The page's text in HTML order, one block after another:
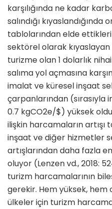
karşılığında ne kadar
salındığı kıyaslandığında
tablolarından elde
sektörel olarak kıyaslayan
turizme olan 1 dolarlık
salıma yol açmasına
imalat ve küresel inşaat
çarpanlarından
0.7 kgCO2e/$) yüksek
ilişkin harcamala­rın
inşaat ve diğer hizmetler
artışlarından daha fazla
oluyor (Lenzen vd., 2018:
turizm harcamalarının
gerekir. Hem yük­sek, hem
ülkeler için turizm